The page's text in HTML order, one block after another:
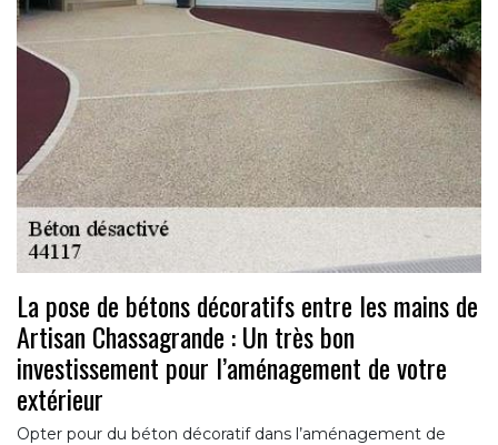
La pose de bétons décoratifs entre les mains de
Artisan Chassagrande : Un très bon
investissement pour l’aménagement de votre
extérieur
Opter pour du béton décoratif dans l’aménagement de